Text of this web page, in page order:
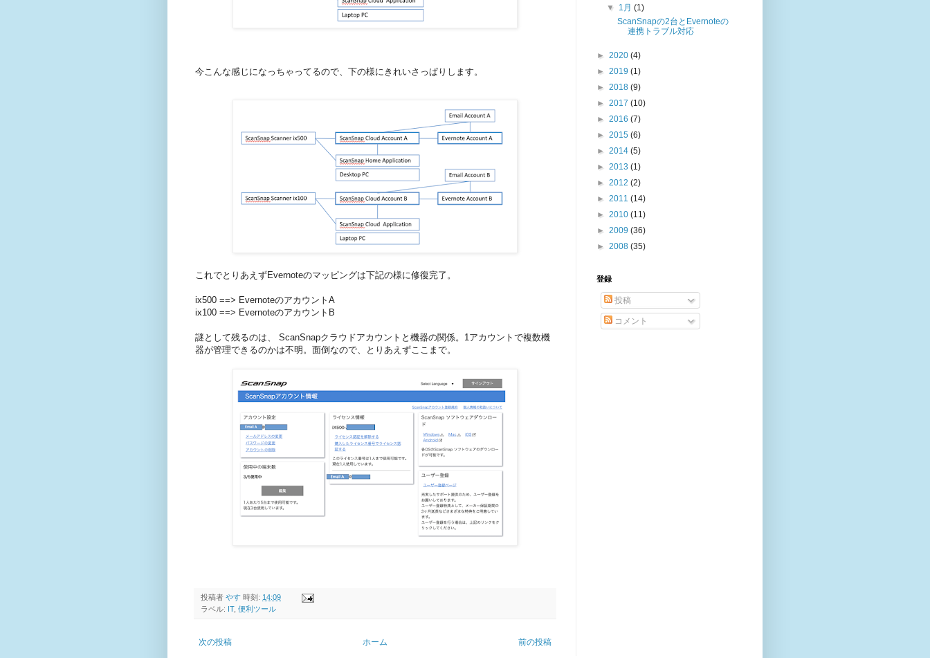
今こんな感じになっちゃってるので、下の様にきれいさっぱりします。
これでとりあえずEvernoteのマッピングは下記の様に修復完了。
ix500 ==> EvernoteのアカウントA
ix100 ==> EvernoteのアカウントB
謎として残るのは、 ScanSnapクラウドアカウントと機器の関係。1アカウントで複数機
器が管理できるのかは不明。面倒なので、とりあえずここまで。
投稿者 やす 時刻: 14:09
ラベル: IT, 便利ツール
次の投稿 前の投稿
ホーム
▼ 1月(1)
ScanSnapの2台とEvernoteの
連携トラブル対応
► 2020 (4)
► 2019 (1)
► 2018 (9)
► 2017 (10)
► 2016 (7)
► 2015 (6)
► 2014 (5)
► 2013 (1)
► 2012 (2)
► 2011 (14)
► 2010 (11)
► 2009 (36)
► 2008 (35)
登録
投稿
コメント